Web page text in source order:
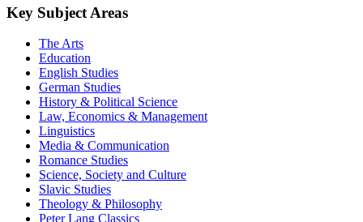
Key Subject Areas
The Arts
Education
English Studies
German Studies
History & Political Science
Law, Economics & Management
Linguistics
Media & Communication
Romance Studies
Science, Society and Culture
Slavic Studies
Theology & Philosophy
Peter Lang Classics